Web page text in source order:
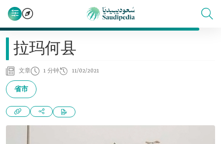
拉玛何县
文章 1 分钟 11/02/2021
省市